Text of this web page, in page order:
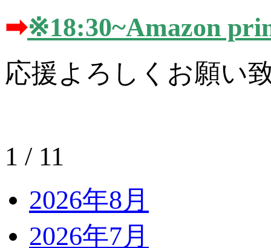
➡※18:30~Amazon
応援よろしくお願い
1 / 11
2026年8月
2026年7月